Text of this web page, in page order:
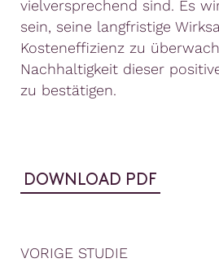
vielversprechend sind. Es
sein, seine langfristige
Kosteneffizienz zu
Nachhaltigkeit dieser
zu bestätigen.
DOWNLOAD PDF
VORIGE STUDIE